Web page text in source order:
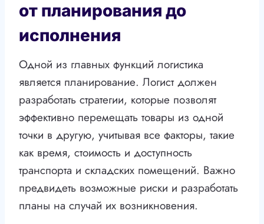
от планирования до
исполнения
Одной из главных функций логистика
является планирование. Логист должен
разработать стратегии, которые позволят
эффективно перемещать товары из одной
точки в другую, учитывая все факторы, такие
как время, стоимость и доступность
транспорта и складских помещений. Важно
предвидеть возможные риски и разработать
планы на случай их возникновения.